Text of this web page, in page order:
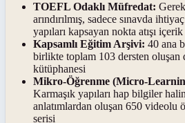
TOEFL Odaklı Müfredat:
arındırılmış, sadece sınavda
yapıları kapsayan nokta atışı içerik
Kapsamlı Eğitim Arşivi: 40 ana
birlikte toplam 103 dersten
kütüphanesi
Mikro-Öğrenme (Micro-
Karmaşık yapıları hap bilgiler
anlatımlardan oluşan 650 videolu
serisi